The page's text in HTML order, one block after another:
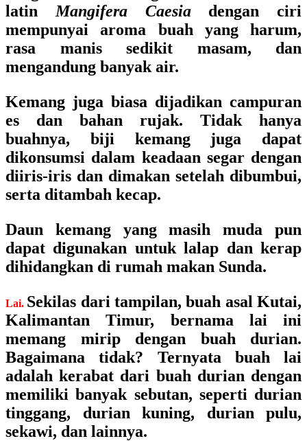
latin Mangifera Caesiadengan ciri
mempunyai aroma buah yang harum,
rasa manis sedikit masam, dan
mengandung banyak air.
Kemang juga biasa dijadikan campuran
es dan bahan rujak. Tidak hanya
buahnya, biji kemang juga dapat
dikonsumsi dalam keadaan segar dengan
diiris-iris dan dimakan setelah dibumbui,
serta ditambah kecap.
Daun kemang yang masih muda pun
dapat digunakan untuk lalap dan kerap
dihidangkan di rumah makan Sunda.
Lai. Sekilas dari tampilan, buah asal Kutai,
Kalimantan Timur, bernama lai ini
memang mirip dengan buah durian.
Bagaimana tidak? Ternyata buah lai
adalah kerabat dari buah durian dengan
memiliki banyak sebutan, seperti durian
tinggang, durian kuning, durian pulu,
sekawi, dan lainnya.